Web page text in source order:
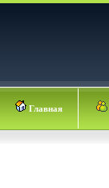
Главная